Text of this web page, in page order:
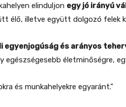
elinduljon egy jó irányú
élő, illetve együtt dolgozó felek
egyenjogúság és arányos
egészségesebb életminőségre,
és munkahelyekre egyaránt.”